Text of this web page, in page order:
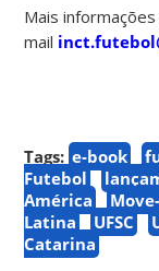
Mais
mail
Tags: e-book
Futebol
América
Latina
UFSC
Catarina